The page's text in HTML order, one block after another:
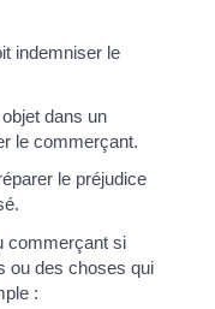
indemniser le
dans un
le commerçant.
le préjudice
commerçant si
ou des choses qui
: